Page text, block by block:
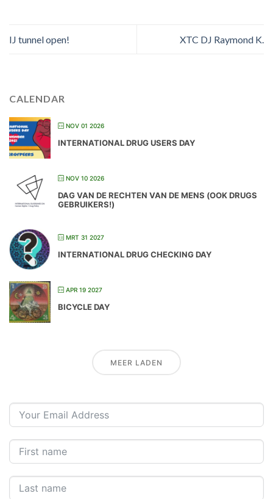
IJ tunnel open! XTC DJ Raymond K.
CALENDAR
NOV 01 2026
INTERNATIONAL DRUG USERS DAY
NOV 10 2026
DAG VAN DE RECHTEN VAN DE MENS (OOK DRUGS
GEBRUIKERS!)
MRT 31 2027
INTERNATIONAL DRUG CHECKING DAY
APR 19 2027
BICYCLE DAY
MEER LADEN